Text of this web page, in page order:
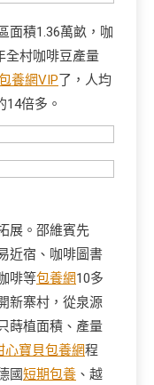
面積1.36萬畝，咖
全村咖啡豆產量
養網VIP了，人均
14倍多。
展。邵維賓先
近宿、咖啡圖書
啡等包養網10多
新寨村，從泉源
蒔植面積、產量
心寶貝包養網程
國短期包養 、越